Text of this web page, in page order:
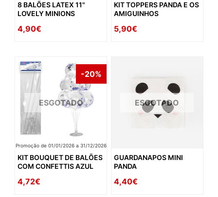
8 BALÕES LATEX 11"
LOVELY MINIONS
4,90€
KIT TOPPERS PANDA E OS
AMIGUINHOS
5,90€
ESGOTADO
-20%
Promoção de 01/01/2026 a 31/12/2026
KIT BOUQUET DE BALÕES
COM CONFETTIS AZUL
4,72€
ESGOTADO
GUARDANAPOS MINI
PANDA
4,40€